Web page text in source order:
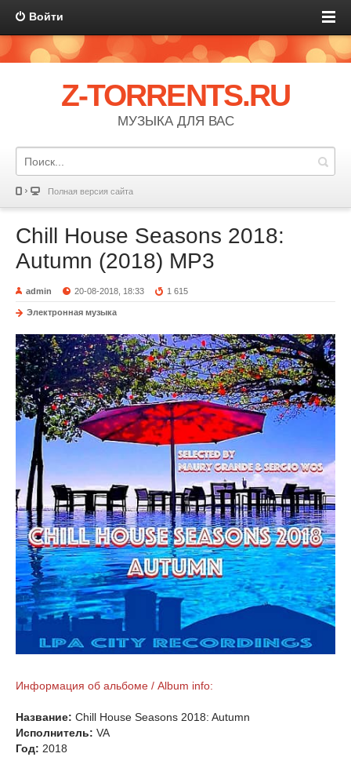
Войти
Z-TORRENTS.RU
МУЗЫКА ДЛЯ ВАС
Полная версия сайта
Chill House Seasons 2018:
Autumn (2018) MP3
admin 20-08-2018, 18:33 1 615
Электронная музыка
Информация об альбоме / Album info:
Название: Chill House Seasons 2018: Autumn
Исполнитель: VA
Год: 2018